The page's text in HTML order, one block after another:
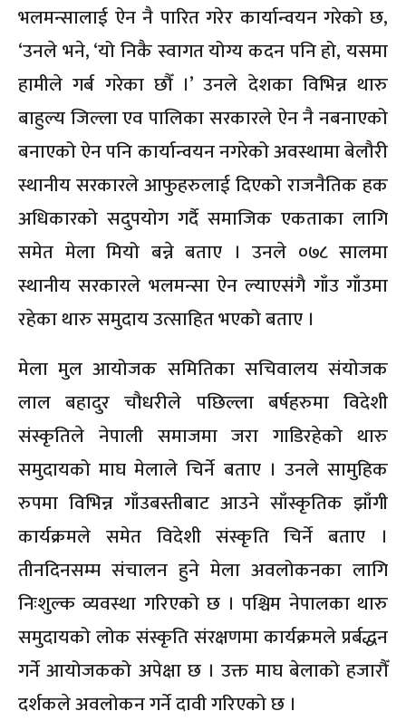
भलमन्सालाई ऐन नै पारित गरेर कार्यान्वयन गरेको छ,
‘उनले भने, ‘यो निकै स्वागत योग्य कदन पनि हो, यसमा
हामीले गर्ब गरेका छौँ ।’ उनले देशका विभिन्न थारु
बाहुल्य जिल्ला एव पालिका सरकारले ऐन नै नबनाएको
बनाएको ऐन पनि कार्यान्वयन नगरेको अवस्थामा बेलौरी
स्थानीय सरकारले आफुहरुलाई दिएको राजनैतिक हक
अधिकारको सदुपयोग गर्दै समाजिक एकताका लागि
समेत मेला मियो बन्ने बताए । उनले ०७८ सालमा
स्थानीय सरकारले भलमन्सा ऐन ल्याएसंगै गाँउ गाँउमा
रहेका थारु समुदाय उत्साहित भएको बताए ।
मेला मुल आयोजक समितिका सचिवालय संयोजक
लाल बहादुर चौधरीले पछिल्ला बर्षहरुमा विदेशी
संस्कृतिले नेपाली समाजमा जरा गाडिरहेको थारु
समुदायको माघ मेलाले चिर्ने बताए । उनले सामुहिक
रुपमा विभिन्न गाँउबस्तीबाट आउने साँस्कृतिक झाँगी
कार्यक्रमले समेत विदेशी संस्कृति चिर्ने बताए ।
तीनदिनसम्म संचालन हुने मेला अवलोकनका लागि
निःशुल्क व्यवस्था गरिएको छ । पश्चिम नेपालका थारु
समुदायको लोक संस्कृति संरक्षणमा कार्यक्रमले प्रर्बद्धन
गर्ने आयोजकको अपेक्षा छ । उक्त माघ बेलाको हजारौँ
दर्शकले अवलोकन गर्ने दावी गरिएको छ ।